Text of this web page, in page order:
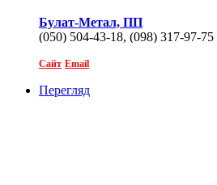
Булат-Метал, ПП
(050) 504-43-18, (098) 317-97-75
Сайт Email
Перегляд